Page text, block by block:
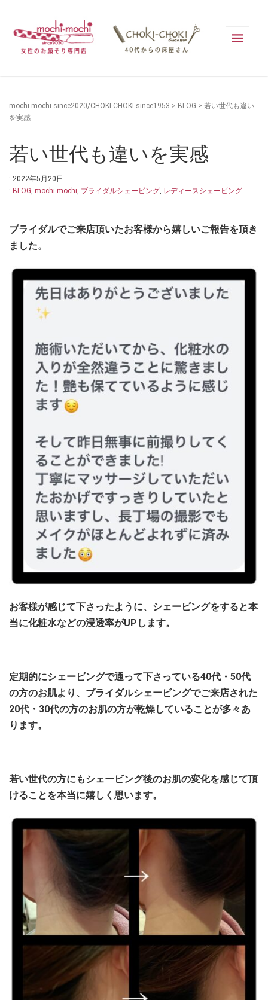
mochi-mochi since2020/CHOKI-CHOKI since1953 > BLOG > 若い世代も違い
を実感
若い世代も違いを実感
: 2022年5月20日
: BLOG, mochi-mochi, ブライダルシェービング, レディースシェービング
ブライダルでご来店頂いたお客様から嬉しいご報告を頂き
ました。
お客様が感じて下さったように、シェービングをすると本
当に化粧水などの浸透率がUPします。
定期的にシェービングで通って下さっている40代・50代
の方のお肌より、ブライダルシェービングでご来店された
20代・30代の方のお肌の方が乾燥していることが多々あ
ります。
若い世代の方にもシェービング後のお肌の変化を感じて頂
けることを本当に嬉しく思います。